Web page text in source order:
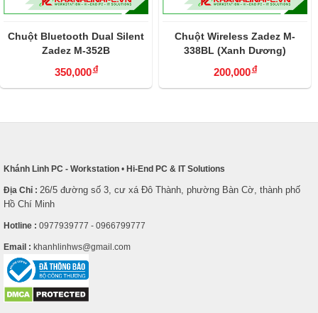
Chuột Bluetooth Dual Silent
Zadez M-352B
350,000đ
Chuột Wireless Zadez M-
338BL (Xanh Dương)
200,000đ
Khánh Linh PC - Workstation • Hi-End PC & IT Solutions
Địa Chỉ : 26/5 đường số 3, cư xá Đô Thành, phường Bàn Cờ, thành phố
Hồ Chí Minh
Hotline : 0977939777 - 0966799777
Email : khanhlinhws@gmail.com